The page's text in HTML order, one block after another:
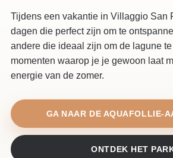
Tijdens een vakantie in Villaggio San
dagen die perfect zijn om te
andere die ideaal zijn om de lagune
momenten waarop je je gewoon laat
energie van de zomer.
GA NAAR DE AQUAFOLLIE-
ONTDEK HET